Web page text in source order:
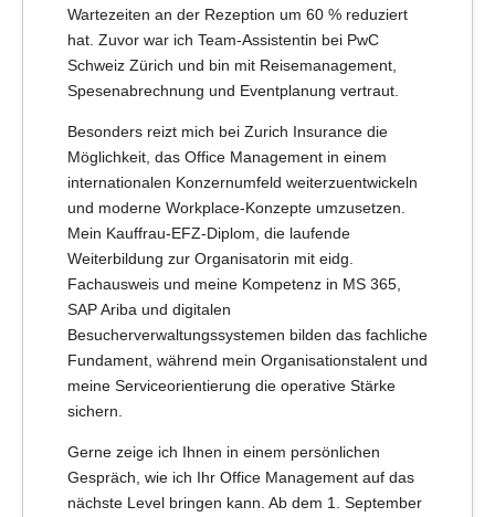
Wartezeiten an der Rezeption um 60 % reduziert
hat. Zuvor war ich Team-Assistentin bei PwC
Schweiz Zürich und bin mit Reisemanagement,
Spesenabrechnung und Eventplanung vertraut.
Besonders reizt mich bei Zurich Insurance die
Möglichkeit, das Office Management in einem
internationalen Konzernumfeld weiterzuentwickeln
und moderne Workplace-Konzepte umzusetzen.
Mein Kauffrau-EFZ-Diplom, die laufende
Weiterbildung zur Organisatorin mit eidg.
Fachausweis und meine Kompetenz in MS 365,
SAP Ariba und digitalen
Besucherverwaltungssystemen bilden das fachliche
Fundament, während mein Organisationstalent und
meine Serviceorientierung die operative Stärke
sichern.
Gerne zeige ich Ihnen in einem persönlichen
Gespräch, wie ich Ihr Office Management auf das
nächste Level bringen kann. Ab dem 1. September